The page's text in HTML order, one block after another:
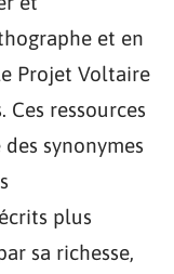
et en
Projet Voltaire
ressources
des synonymes
plus
sa richesse,